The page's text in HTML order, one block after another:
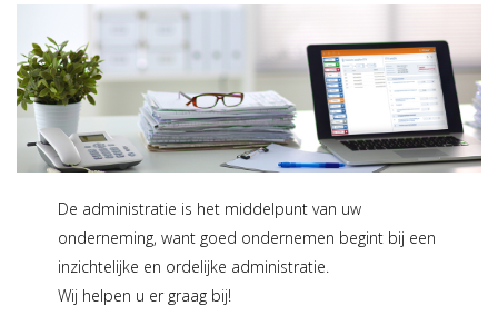
De administratie is het middelpunt van uw
onderneming, want goed ondernemen begint bij een
inzichtelijke en ordelijke administratie.
Wij helpen u er graag bij!